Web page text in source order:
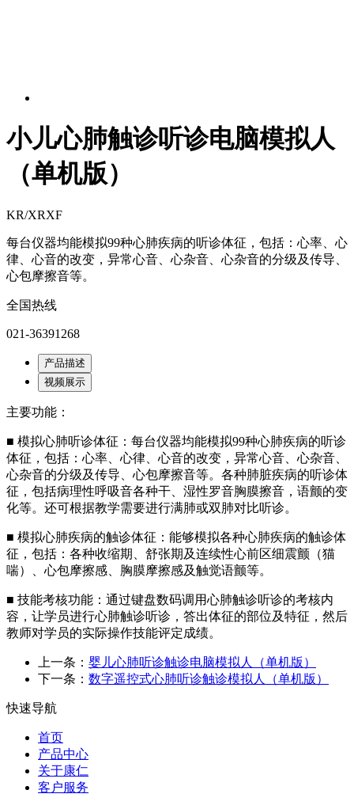
小儿心肺触诊听诊电脑模拟人
（单机版）
KR/XRXF
每台仪器均能模拟99种心肺疾病的听诊体征，包括：心率、心
律、心音的改变，异常心音、心杂音、心杂音的分级及传导、
心包摩擦音等。
全国热线
021-36391268
产品描述
视频展示
主要功能：
■ 模拟心肺听诊体征：每台仪器均能模拟99种心肺疾病的听诊
体征，包括：心率、心律、心音的改变，异常心音、心杂音、
心杂音的分级及传导、心包摩擦音等。各种肺脏疾病的听诊体
征，包括病理性呼吸音各种干、湿性罗音胸膜擦音，语颤的变
化等。还可根据教学需要进行满肺或双肺对比听诊。
■ 模拟心肺疾病的触诊体征：能够模拟各种心肺疾病的触诊体
征，包括：各种收缩期、舒张期及连续性心前区细震颤（猫
喘）、心包摩擦感、胸膜摩擦感及触觉语颤等。
■ 技能考核功能：通过键盘数码调用心肺触诊听诊的考核内
容，让学员进行心肺触诊听诊，答出体征的部位及特征，然后
教师对学员的实际操作技能评定成绩。
上一条： 婴儿心肺听诊触诊电脑模拟人（单机版）
下一条： 数字遥控式心肺听诊触诊模拟人（单机版）
快速导航
首页
产品中心
关于康仁
客户服务